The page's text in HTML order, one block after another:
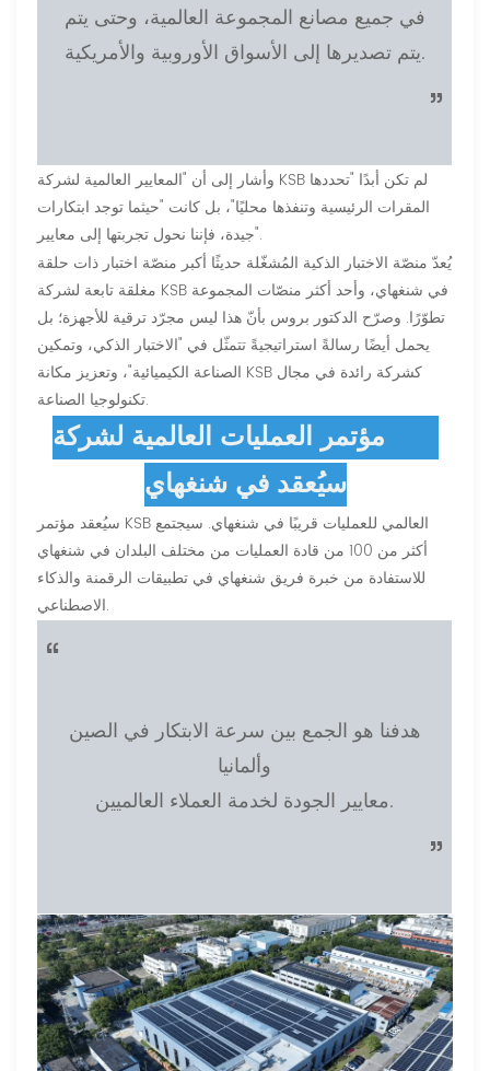
في جميع مصانع المجموعة العالمية، وحتى يتم
يتم تصديرها إلى الأسواق الأوروبية والأمريكية.
”
وأشار إلى أن "المعايير العالمية لشركة KSB لم تكن أبدًا "تحددها
المقرات الرئيسية وتنفذها محليًا"، بل كانت "حيثما توجد ابتكارات
جيدة، فإننا نحول تجربتها إلى معايير".
يُعدّ منصّة الاختبار الذكية المُشغّلة حديثًا أكبر منصّة اختبار ذات حلقة
مغلقة تابعة لشركة KSB في شنغهاي، وأحد أكثر منصّات المجموعة
تطوّرًا. وصرّح الدكتور بروس بأنّ هذا ليس مجرّد ترقية للأجهزة؛ بل
يحمل أيضًا رسالةً استراتيجيةً تتمثّل في "الاختبار الذكي، وتمكين
الصناعة الكيميائية"، وتعزيز مكانة KSB كشركة رائدة في مجال
تكنولوجيا الصناعة.
مؤتمر العمليات العالمية لشركة KSB
سيُعقد في شنغهاي
سيُعقد مؤتمر KSB العالمي للعمليات قريبًا في شنغهاي. سيجتمع
أكثر من 100 من قادة العمليات من مختلف البلدان في شنغهاي
للاستفادة من خبرة فريق شنغهاي في تطبيقات الرقمنة والذكاء
الاصطناعي.
“
هدفنا هو الجمع بين سرعة الابتكار في الصين
وألمانيا
معايير الجودة لخدمة العملاء العالميين.
”